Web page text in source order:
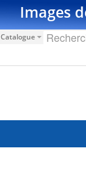
Images
Catalogue